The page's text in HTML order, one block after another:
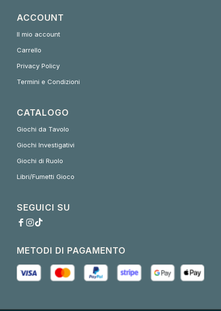
ACCOUNT
Il mio account
Carrello
Privacy Policy
Termini e Condizioni
CATALOGO
Giochi da Tavolo
Giochi Investigativi
Giochi di Ruolo
Libri/Fumetti Gioco
SEGUICI SU
METODI DI PAGAMENTO